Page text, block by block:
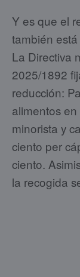
Y es que el
también
La Directiva
2025/1892
reducción:
alimentos
minorista y
ciento per
ciento.
la recogida